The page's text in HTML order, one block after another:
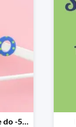
Ostatnie sztuki w TuSzyte do -50%